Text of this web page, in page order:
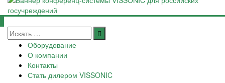
Оборудование
О компании
Контакты
Стать дилером VISSONIC